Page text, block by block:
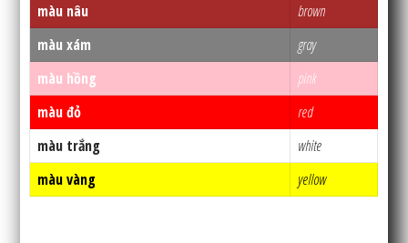
màu nâu
brown
màu xám
gray
màu hồng
pink
màu đỏ
red
màu trắng
white
màu vàng
yellow